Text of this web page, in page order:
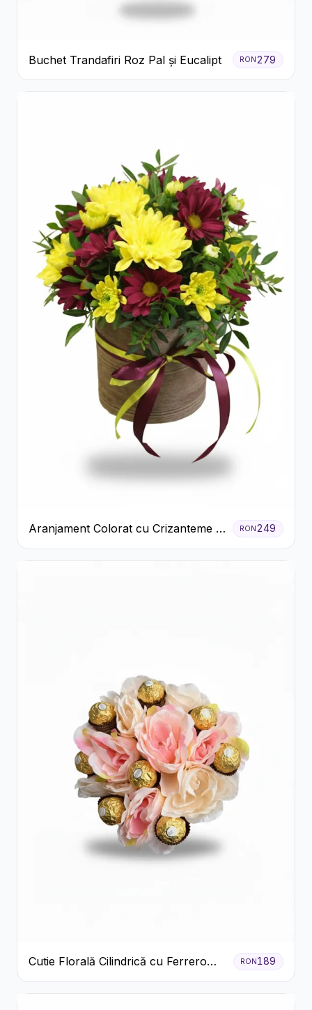
Buchet Trandafiri Roz Pal și Eucalipt RON279
Aranjament Colorat cu Crizanteme în
Cutie Rustică
RON249
Cutie Florală Cilindrică cu Ferrero
Rocher și Trandafiri Pastel
RON189